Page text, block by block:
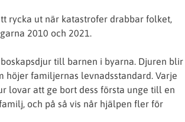
rycka ut när katastrofer drabbar folket,
2010 och 2021.
till barnen i byarna. Djuren blir
höjer familjernas levnadsstandard. Varje
lovar att ge bort dess första unge till en
och på så vis når hjälpen fler för